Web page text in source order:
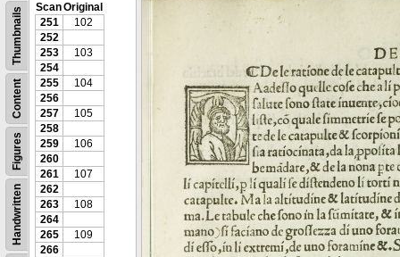
Handwritten
Figures
Content
Thumbnails
ScanOriginal
251
102
252
253
103
254
255
104
256
257
105
258
259
106
260
261
107
262
263
108
264
265
109
266